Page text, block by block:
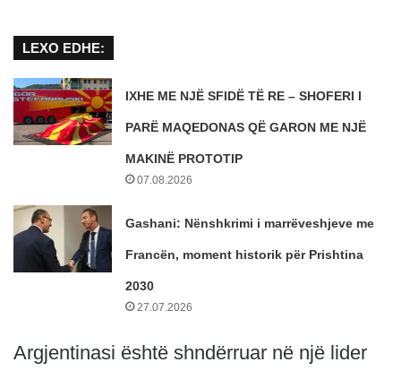
LEXO EDHE:
IXHE ME NJË SFIDË TË RE – SHOFERI I
PARË MAQEDONAS QË GARON ME NJË
MAKINË PROTOTIP
07.08.2026
Gashani: Nënshkrimi i marrëveshjeve me
Francën, moment historik për Prishtina
2030
27.07.2026
Argjentinasi është shndërruar në një lider